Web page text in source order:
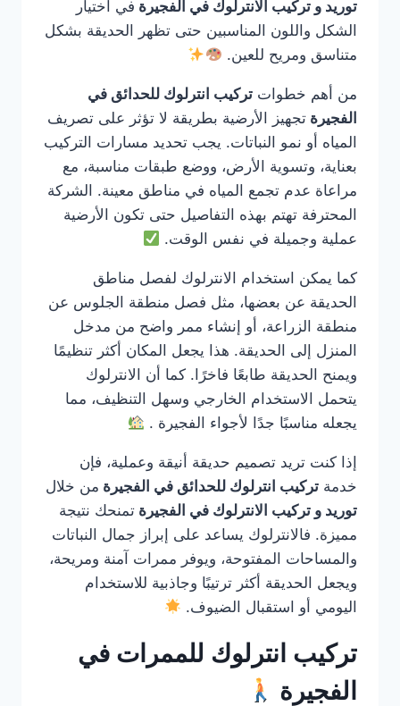
توريد و تركيب الانترلوك في الفجيرة في اختيار
الشكل واللون المناسبين حتى تظهر الحديقة بشكل
متناسق ومريح للعين.
من أهم خطوات تركيب انترلوك للحدائق في
الفجيرة تجهيز الأرضية بطريقة لا تؤثر على تصريف
المياه أو نمو النباتات. يجب تحديد مسارات التركيب
بعناية، وتسوية الأرض، ووضع طبقات مناسبة، مع
مراعاة عدم تجمع المياه في مناطق معينة. الشركة
المحترفة تهتم بهذه التفاصيل حتى تكون الأرضية
عملية وجميلة في نفس الوقت.
كما يمكن استخدام الانترلوك لفصل مناطق
الحديقة عن بعضها، مثل فصل منطقة الجلوس عن
منطقة الزراعة، أو إنشاء ممر واضح من مدخل
المنزل إلى الحديقة. هذا يجعل المكان أكثر تنظيمًا
ويمنح الحديقة طابعًا فاخرًا. كما أن الانترلوك
يتحمل الاستخدام الخارجي وسهل التنظيف، مما
يجعله مناسبًا جدًا لأجواء الفجيرة .
إذا كنت تريد تصميم حديقة أنيقة وعملية، فإن
خدمة تركيب انترلوك للحدائق في الفجيرة من خلال
توريد و تركيب الانترلوك في الفجيرة تمنحك نتيجة
مميزة. فالانترلوك يساعد على إبراز جمال النباتات
والمساحات المفتوحة، ويوفر ممرات آمنة ومريحة،
ويجعل الحديقة أكثر ترتيبًا وجاذبية للاستخدام
اليومي أو استقبال الضيوف.
تركيب انترلوك للممرات في
الفجيرة